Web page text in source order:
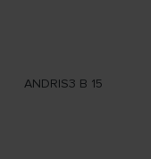
ANDRIS3 B 15